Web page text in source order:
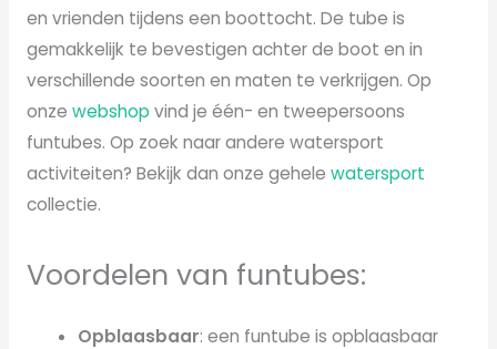
en vrienden tijdens een boottocht. De tube is
gemakkelijk te bevestigen achter de boot en in
verschillende soorten en maten te verkrijgen. Op
onze webshop vind je één- en tweepersoons
funtubes. Op zoek naar andere watersport
activiteiten? Bekijk dan onze gehele watersport
collectie.
Voordelen van funtubes:
Opblaasbaar: een funtube is opblaasbaar